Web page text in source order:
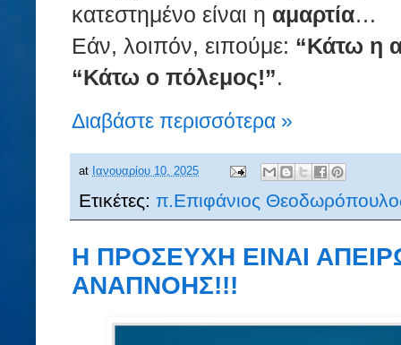
κατεστημένο είναι η αμαρτία…
Εάν, λοιπόν, ειπούμε: “Κάτω η
“Κάτω ο πόλεμος!”.
Διαβάστε περισσότερα »
at Ιανουαρίου 10, 2025
Ετικέτες: π.Επιφάνιος
Η ΠΡΟΣΕΥΧΗ ΕΙΝΑΙ
ΑΝΑΠΝΟΗΣ!!!